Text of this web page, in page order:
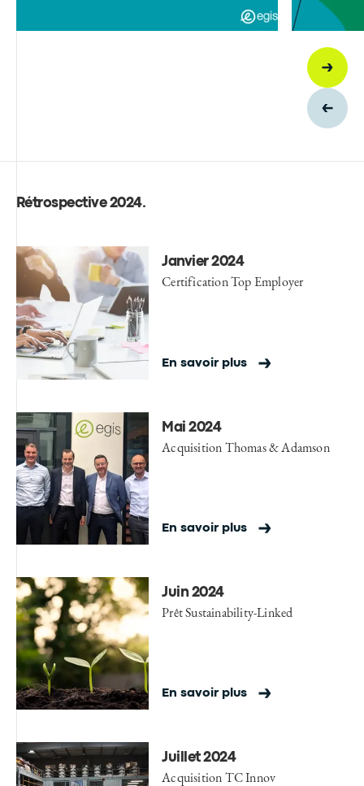
Rétrospective 2024.
Janvier 2024
Certification Top Employer
En savoir plus
Mai 2024
Acquisition Thomas & Adamson
En savoir plus
Juin 2024
Prêt Sustainability-Linked
En savoir plus
Juillet 2024
Acquisition TC Innov